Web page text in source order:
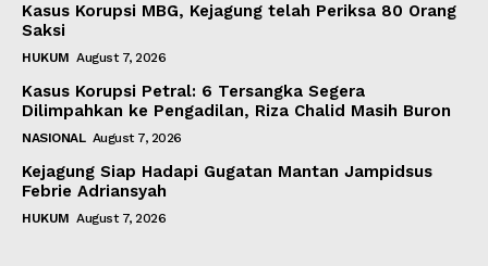
Kasus Korupsi MBG, Kejagung telah Periksa 80 Orang
Saksi
HUKUM August 7, 2026
Kasus Korupsi Petral: 6 Tersangka Segera
Dilimpahkan ke Pengadilan, Riza Chalid Masih Buron
NASIONAL August 7, 2026
Kejagung Siap Hadapi Gugatan Mantan Jampidsus
Febrie Adriansyah
HUKUM August 7, 2026